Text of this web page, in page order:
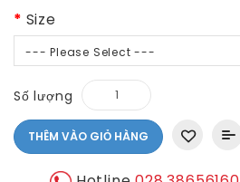
Size
--- Please Select ---
Số lượng
THÊM VÀO GIỎ HÀNG